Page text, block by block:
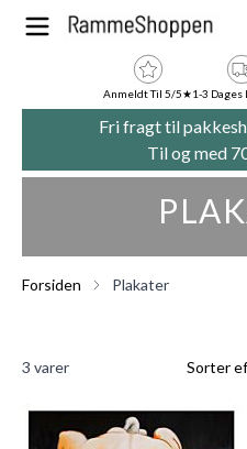
Skip to Content
Anmeldt Til 5/5★1-3 Dages
Fri fragt til
Til og med
Forsiden Plakater
3 varer Sorter